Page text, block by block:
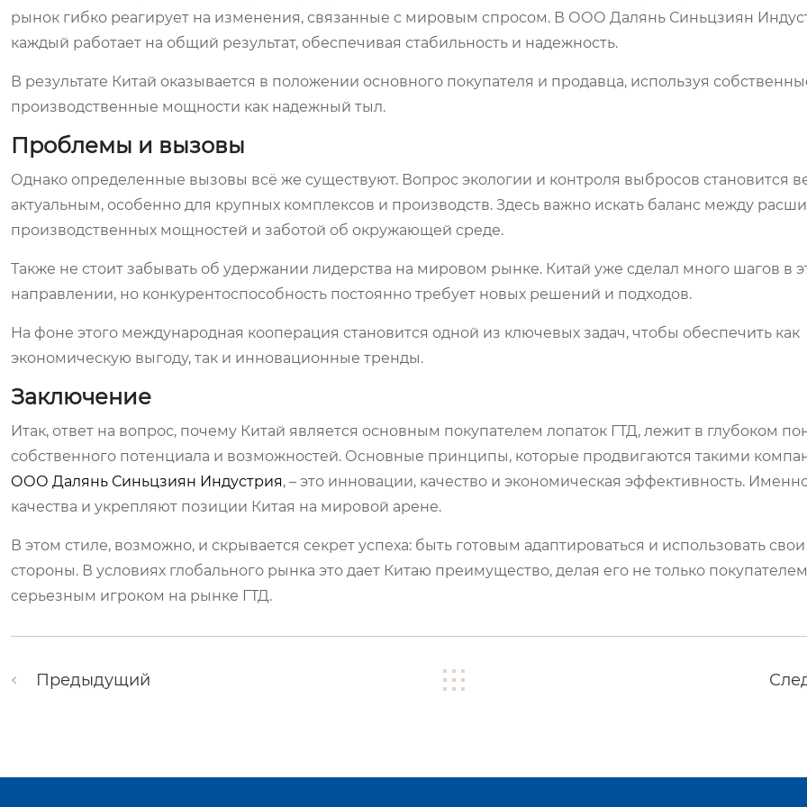
рынок гибко реагирует на изменения, связанные с мировым спросом. В ООО Далянь Синьцзиян
каждый работает на общий результат, обеспечивая стабильность и надежность.
В результате Китай оказывается в положении основного покупателя и продавца, используя
производственные мощности как надежный тыл.
Проблемы и вызовы
Однако определенные вызовы всё же существуют. Вопрос экологии и контроля выбросов становится
актуальным, особенно для крупных комплексов и производств. Здесь важно искать баланс между
производственных мощностей и заботой об окружающей среде.
Также не стоит забывать об удержании лидерства на мировом рынке. Китай уже сделал много шагов в
направлении, но конкурентоспособность постоянно требует новых решений и подходов.
На фоне этого международная кооперация становится одной из ключевых задач, чтобы обеспечить как
экономическую выгоду, так и инновационные тренды.
Заключение
Итак, ответ на вопрос, почему Китай является основным покупателем лопаток ГТД, лежит в глубоком
собственного потенциала и возможностей. Основные принципы, которые продвигаются такими
ООО Далянь Синьцзиян Индустрия, – это инновации, качество и экономическая эффективность.
качества и укрепляют позиции Китая на мировой арене.
В этом стиле, возможно, и скрывается секрет успеха: быть готовым адаптироваться и использовать
стороны. В условиях глобального рынка это дает Китаю преимущество, делая его не только
серьезным игроком на рынке ГТД.
Предыдущий